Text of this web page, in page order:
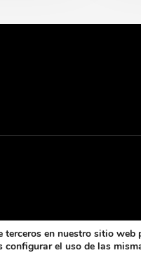
en nuestro sitio
el uso de las